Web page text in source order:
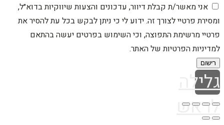
אני מאשר/ת קבלת דיוור, עדכונים והצעות שיווקיות בדוא״ל,
ומסירת פרטיי לצורך זה. ידוע לי כי ניתן לבקש בכל עת להסיר את
פרטיי מרשימת התפוצה, וכי השימוש בפרטים יעשה בהתאם
למדיניות הפרטיות של האתר.
רישום
גלילה
לראש